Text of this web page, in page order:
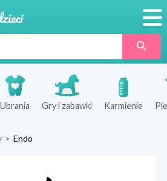
Produkty
Sklepy
Ubrania Gry i zabawki Karmienie
> Endo